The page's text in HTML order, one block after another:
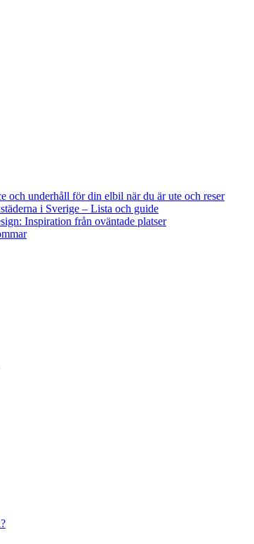
och underhåll för din elbil när du är ute och reser
i Sverige – Lista och guide
Inspiration från oväntade platser